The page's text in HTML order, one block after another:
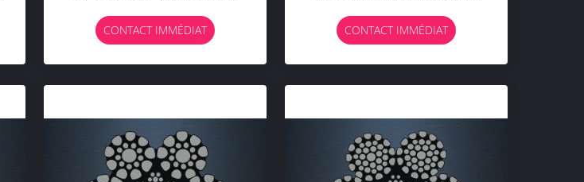
De Pilier
CONTACT IMMÉDIAT
Fil D'acier 1960MPA
CONTACT IMMÉDIAT